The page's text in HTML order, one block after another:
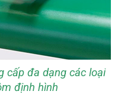
cấp đa dạng các loại
định hình